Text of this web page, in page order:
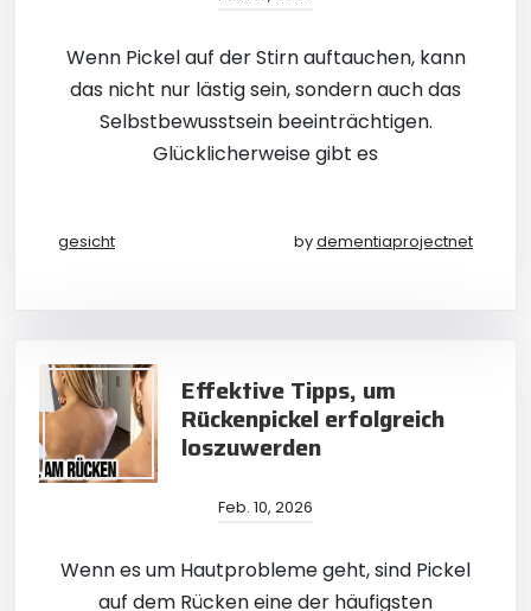
Wenn Pickel auf der Stirn auftauchen, kann
das nicht nur lästig sein, sondern auch das
Selbstbewusstsein beeinträchtigen.
Glücklicherweise gibt es
gesicht bydementiaprojectnet
Effektive Tipps, um
Rückenpickel erfolgreich
loszuwerden
Feb. 10, 2026
Wenn es um Hautprobleme geht, sind Pickel
auf dem Rücken eine der häufigsten